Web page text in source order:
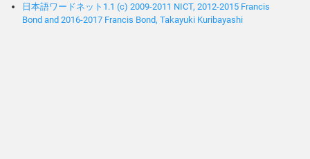
日本語ワードネット1.1 (c) 2009-2011 NICT, 2012-2015 Francis
Bond and 2016-2017 Francis Bond, Takayuki Kuribayashi